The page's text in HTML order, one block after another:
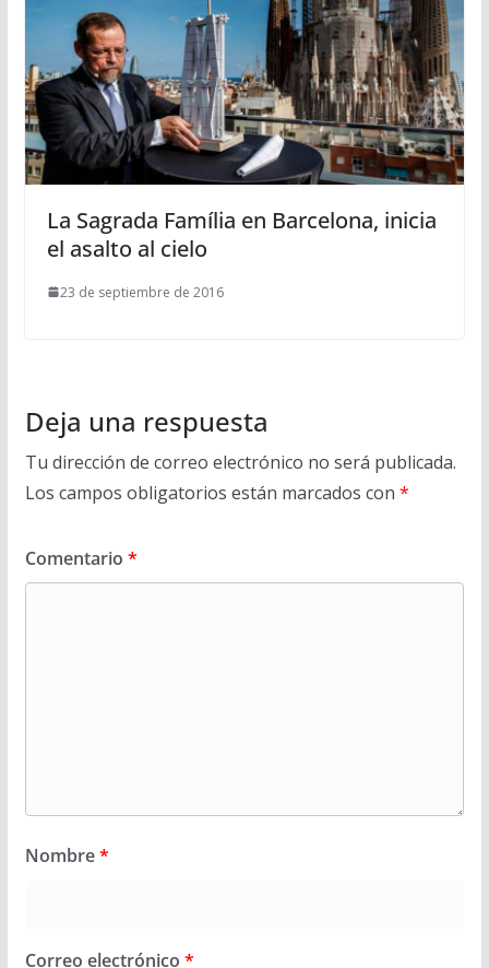
La Sagrada Família en Barcelona, inicia
el asalto al cielo
23 de septiembre de 2016
Deja una respuesta
Tu dirección de correo electrónico no será publicada.
Los campos obligatorios están marcados con *
Comentario *
Nombre*
Correo electrónico *